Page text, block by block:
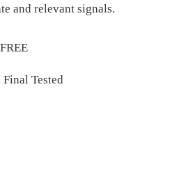
and relevant signals.
Tested